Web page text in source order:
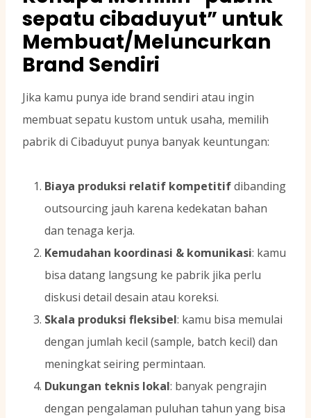
sepatu cibaduyut” untuk
Membuat/Meluncurkan
Brand Sendiri
Jika kamu punya ide brand sendiri atau ingin
membuat sepatu kustom untuk usaha, memilih
pabrik di Cibaduyut punya banyak keuntungan:
Biaya produksi relatif kompetitifdibanding
outsourcing jauh karena kedekatan bahan
dan tenaga kerja.
Kemudahan koordinasi & komunikasi: kamu
bisa datang langsung ke pabrik jika perlu
diskusi detail desain atau koreksi.
Skala produksi fleksibel: kamu bisa memulai
dengan jumlah kecil (sample, batch kecil) dan
meningkat seiring permintaan.
Dukungan teknis lokal: banyak pengrajin
dengan pengalaman puluhan tahun yang bisa